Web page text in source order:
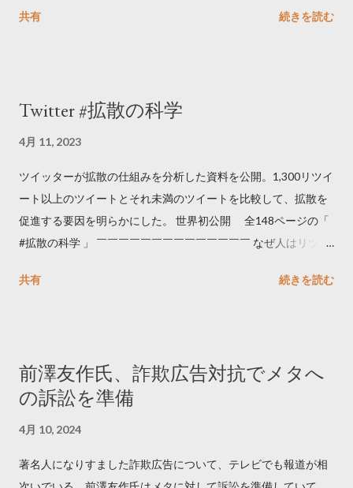
共有
続きを読む
Twitter #拡散の科学
4月 11, 2023
ツイッターが拡散の仕組みを分析した資料を公開。1,300リツイ
ート以上のツイートとそれ未満のツイートを比較して、拡散を
促進する要因を明らかにした。 世界初公開 全148ページの「
#拡散の科学 」 ￣￣￣￣￣￣￣￣￣￣￣￣￣￣ なぜ人はリツイ
学しました。 ー バズの目安は1300リツイート ー 人は16の熱量
トするのか？ https://marketing.twitter.com/ja/insights/kakusan
共有 続きを読む
前澤友作氏、詐欺広告対抗でメタへ
の訴訟を準備
4月 10, 2024
著名人になりすました詐欺広告について、テレビでも報道が相